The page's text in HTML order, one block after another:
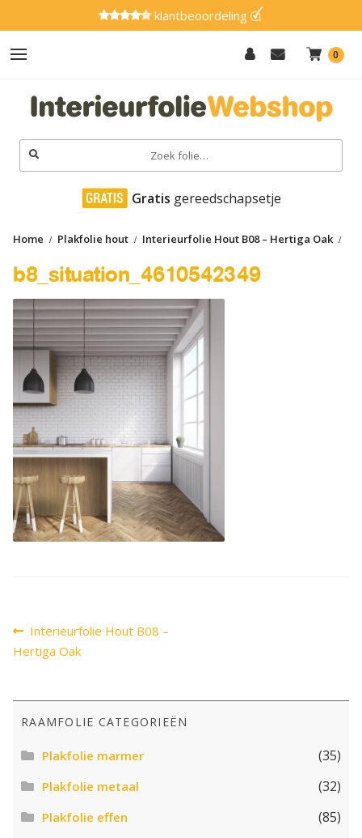
klantbeoordeling
0
Zoeken
naar:
Hout
Effen
Marmer
Glitter
Natuursteen
Textiel
Gereedschap
SALE
Advies
Gratis gereedschapsetje
Home Plakfolie hout
Interieurfolie Hout B08 – Hertiga Oak
b8_situation_4610542349
Bericht
navigatie
Vorig
bericht:
Interieurfolie Hout B08 –
Hertiga Oak
RAAMFOLIE CATEGORIEËN
Plakfolie marmer (35)
Plakfolie metaal (32)
Plakfolie effen (85)